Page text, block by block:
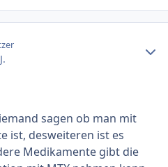
sagen ob man mit
ist, desweiteren ist es
Medikamente gibt die